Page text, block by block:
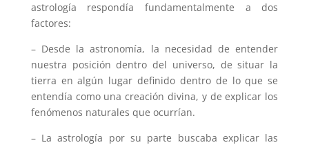
astrología respondía fundamentalmente a dos
factores:
– Desde la astronomía, la necesidad de entender
nuestra posición dentro del universo, de situar la
tierra en algún lugar definido dentro de lo que se
entendía como una creación divina, y de explicar los
fenómenos naturales que ocurrían.
– La astrología por su parte buscaba explicar las